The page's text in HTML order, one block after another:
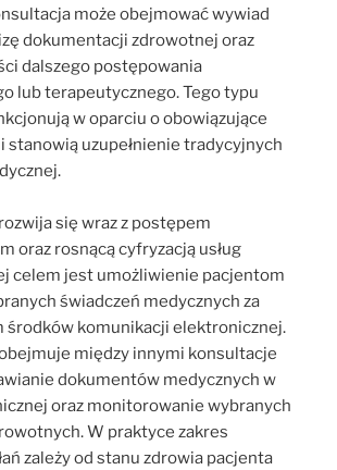
może obejmować wywiad
dokumentacji zdrowotnej oraz
dalszego postępowania
lub terapeutycznego. Tego typu
w oparciu o obowiązujące
stanowią uzupełnienie tradycyjnych
się wraz z postępem
oraz rosnącą cyfryzacją usług
celem jest umożliwienie pacjentom
świadczeń medycznych za
środków komunikacji elektronicznej.
między innymi konsultacje
dokumentów medycznych w
oraz monitorowanie wybranych
W praktyce zakres
zależy od stanu zdrowia pacjenta